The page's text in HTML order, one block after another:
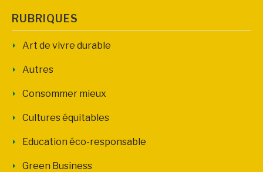
RUBRIQUES
Art de vivre durable
Autres
Consommer mieux
Cultures équitables
Education éco-responsable
Green Business